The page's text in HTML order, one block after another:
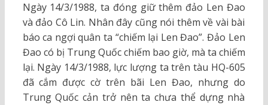
Ngày 14/3/1988, ta đóng giữ thêm đảo Len Đao
và đảo Cô Lin. Nhân đây cũng nói thêm về vài bài
báo ca ngợi quân ta “chiếm lại Len Đao”. Đảo Len
Đao có bị Trung Quốc chiếm bao giờ, mà ta chiếm
lại. Ngày 14/3/1988, lực lượng ta trên tàu HQ-605
đã cắm được cờ trên bãi Len Đao, nhưng do
Trung Quốc cản trở nên ta chưa thể dựng nhà